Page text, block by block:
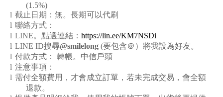
(1.5%)
l 截止日期：無。長期可以代刷
l 聯絡方式：
l LINE。點選連結： https://lin.ee/KM7NSDi
l LINE ID搜尋@smilelong (要包含＠）將我設為好友。
l 付款方式： 轉帳。中信戶頭
l 注意事項：
l 需付全額費用，才會成立訂單，若未完成交易，會全額
退款。